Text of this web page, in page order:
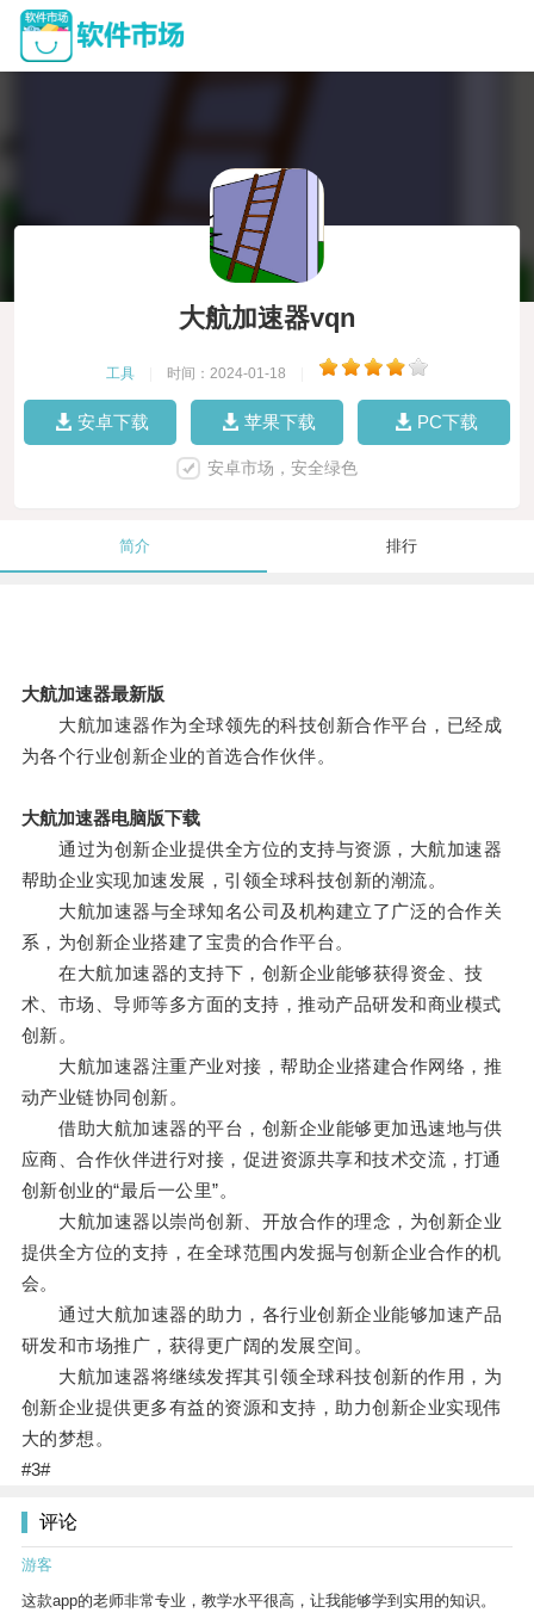
大航加速器vqn
工具 时间：2024-01-18
安卓下载 苹果下载 PC下载
安卓市场，安全绿色
简介 排行
大航加速器最新版
大航加速器作为全球领先的科技创新合作平台，已经成
为各个行业创新企业的首选合作伙伴。
大航加速器电脑版下载
通过为创新企业提供全方位的支持与资源，大航加速器
帮助企业实现加速发展，引领全球科技创新的潮流。
大航加速器与全球知名公司及机构建立了广泛的合作关
系，为创新企业搭建了宝贵的合作平台。
在大航加速器的支持下，创新企业能够获得资金、技
术、市场、导师等多方面的支持，推动产品研发和商业模式
创新。
大航加速器注重产业对接，帮助企业搭建合作网络，推
动产业链协同创新。
借助大航加速器的平台，创新企业能够更加迅速地与供
应商、合作伙伴进行对接，促进资源共享和技术交流，打通
创新创业的“最后一公里”。
大航加速器以崇尚创新、开放合作的理念，为创新企业
提供全方位的支持，在全球范围内发掘与创新企业合作的机
会。
通过大航加速器的助力，各行业创新企业能够加速产品
研发和市场推广，获得更广阔的发展空间。
大航加速器将继续发挥其引领全球科技创新的作用，为
创新企业提供更多有益的资源和支持，助力创新企业实现伟
大的梦想。
#3#
评论
游客
这款app的老师非常专业，教学水平很高，让我能够学到实用的知识。